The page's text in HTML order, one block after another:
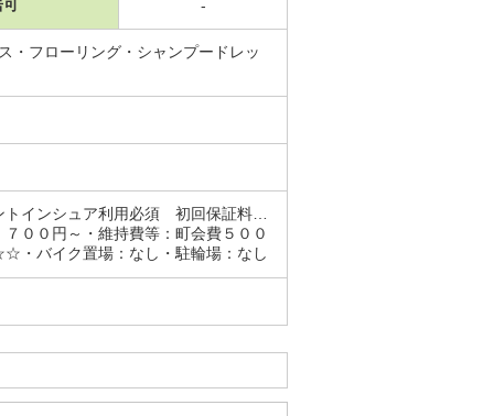
可 -
・フローリング・シャンプードレッ
トインシュア利用必須 初回保証料…
００円～・維持費等：町会費５００
バイク置場：なし・駐輪場：なし